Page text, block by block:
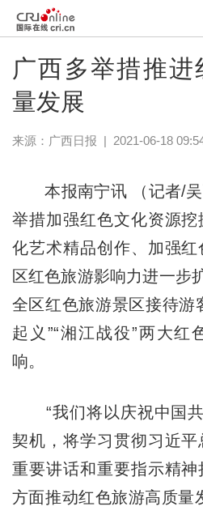
广西多举措推
量发展
来源： 广西日报 | 2021-06-18
本报南宁讯 （记者/吴
举措加强红色文化资源
化艺术精品创作、加强
区红色旅游影响力进一步
全区红色旅游景区接待游
起义”“湘江战役”两大红
响。
“我们将以庆祝中国共
契机，将学习贯彻习近
重要讲话和重要指示精
方面推动红色旅游高质量